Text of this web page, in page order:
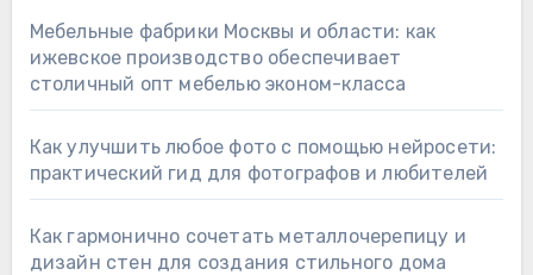
Мебельные фабрики Москвы и области: как
ижевское производство обеспечивает
столичный опт мебелью эконом-класса
Как улучшить любое фото с помощью нейросети:
практический гид для фотографов и любителей
Как гармонично сочетать металлочерепицу и
дизайн стен для создания стильного дома